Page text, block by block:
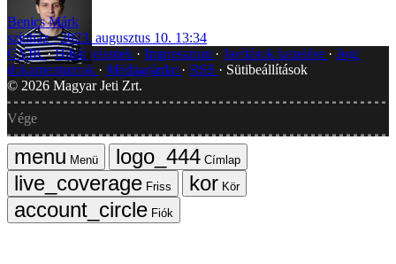
Benics Márk
színház
2023. augusztus 10. 13:34
GYIK Hibát jelentek Impresszum Javítások kezelése
Jogi
dokumentumok
Médiaajánlat RSS
Sütibeállítások
© 2026 Magyar Jeti Zrt.
Vége
Menü
Címlap
Friss
Kör
Fiók